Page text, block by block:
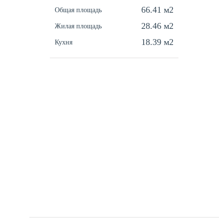
Общая площадь 66.41 м2
Жилая площадь 28.46 м2
Кухня 18.39 м2